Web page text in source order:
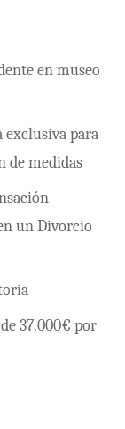
en museo
exclusiva para
de medidas
un Divorcio
37.000€ por